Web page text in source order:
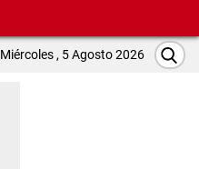
Miércoles , 5 Agosto 2026